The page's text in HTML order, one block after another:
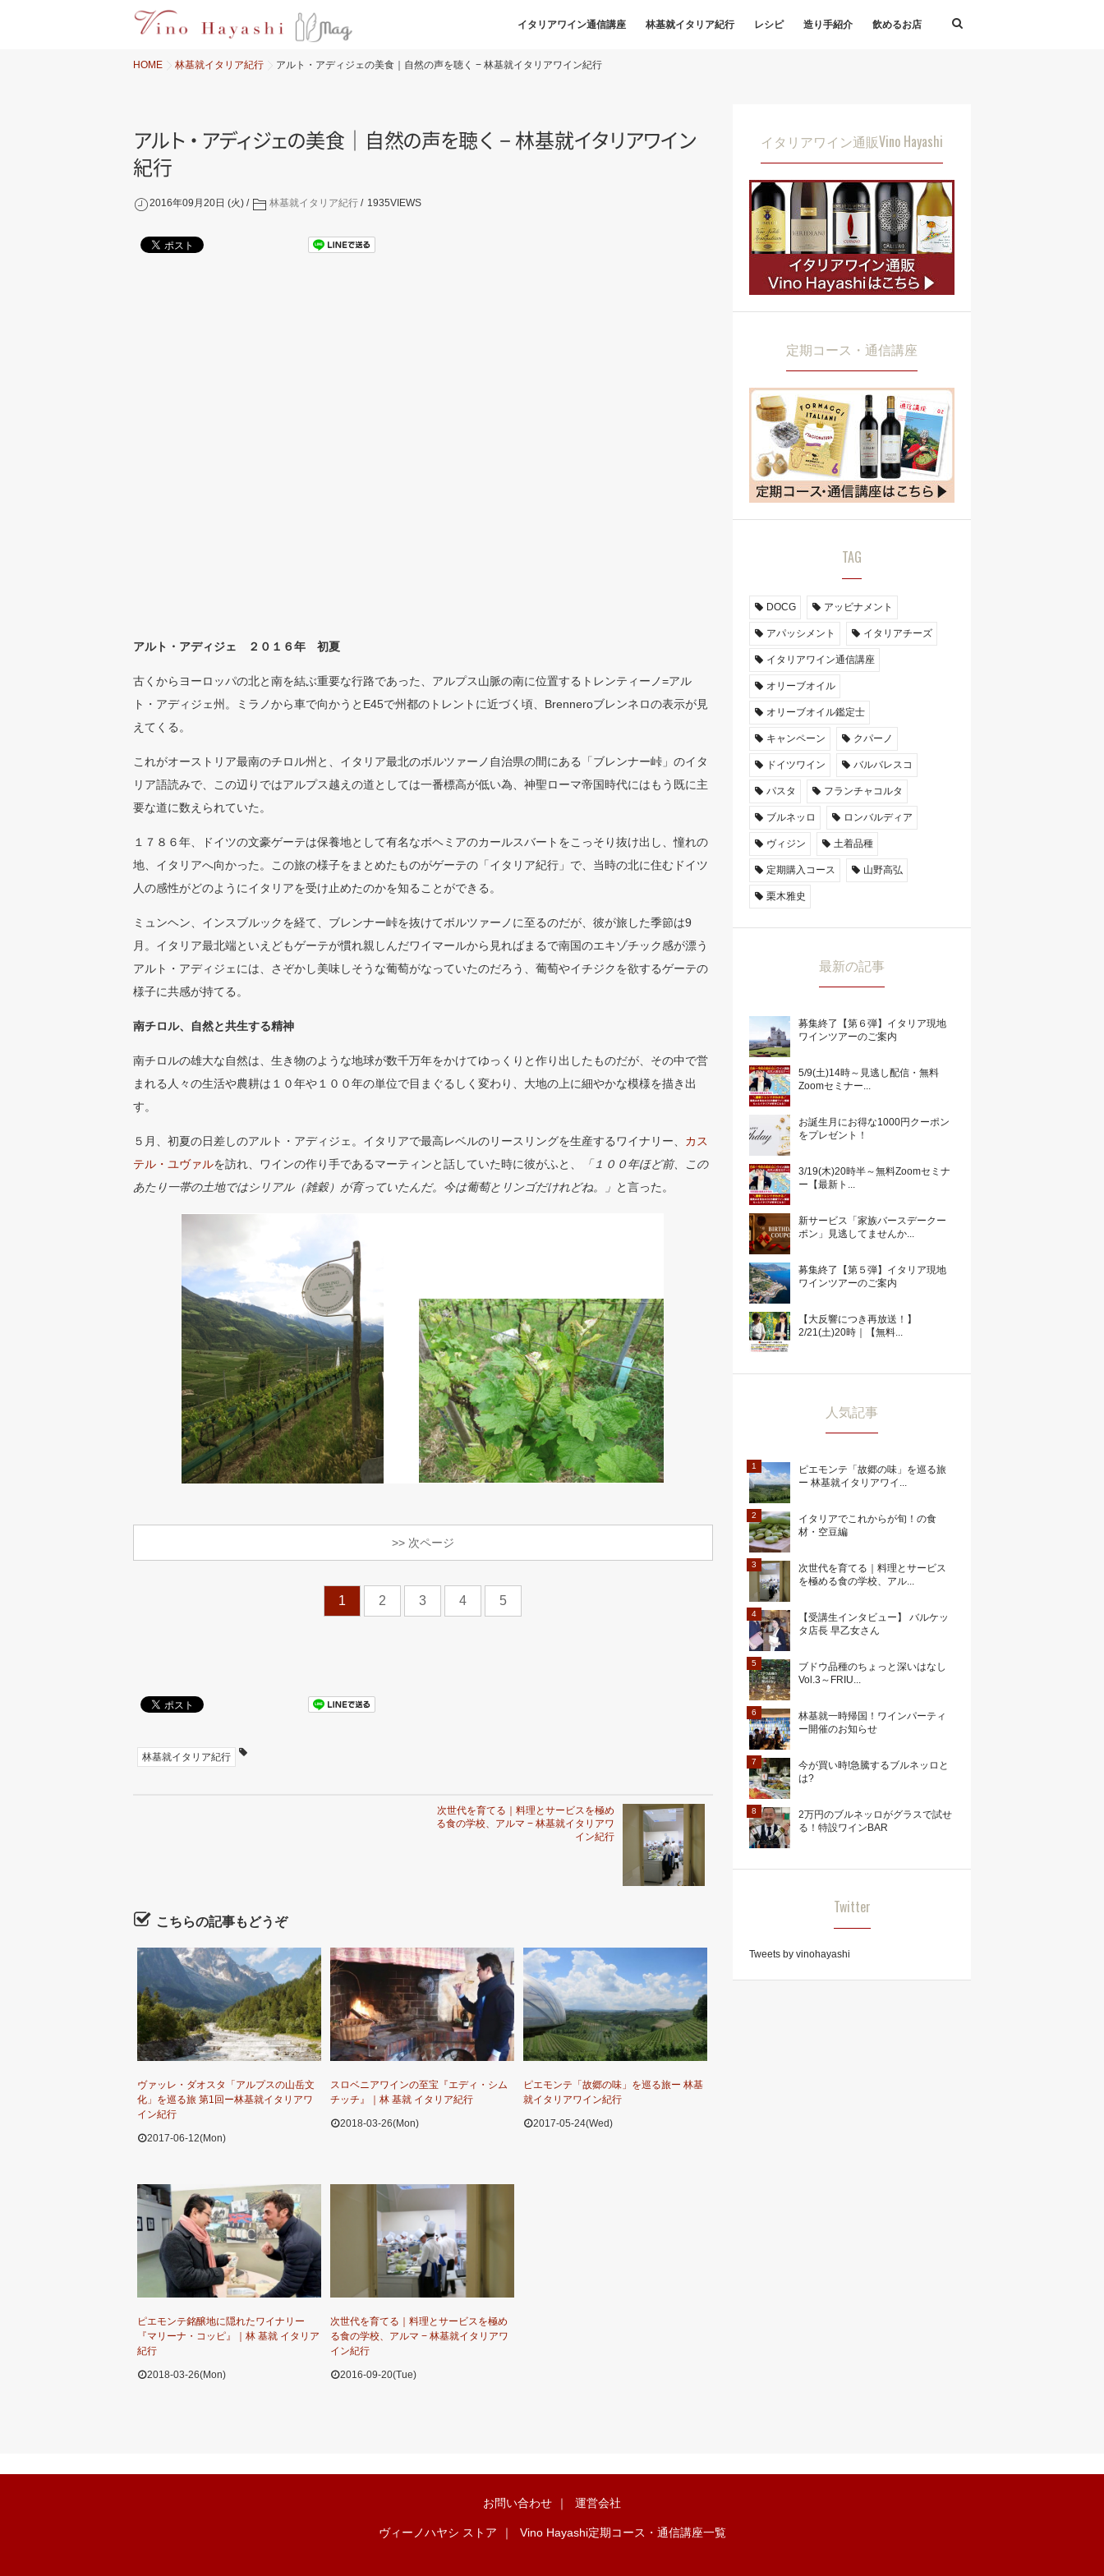
イタリアワイン通信講座 林基就イタリア紀行 レシピ 造り手紹介 飲めるお店
HOME 林基就イタリア紀行 アルト・アディジェの美食｜自然の声を聴く − 林基就イタリアワイン紀行
アルト・ アディジェの美食｜自然の声を聴く − 林基就イタ リ アワイ ン
紀行
2016年09月20日 (火) 林基就イタリア紀行 1935VIEWS
アルト・アディジェ ２０１６年 初夏
古くからヨーロッパの北と南を結ぶ重要な行路であった、アルプス山脈の南に位置するトレンティーノ=アル
ト・アディジェ州。ミラノから車で向かうとE45で州都のトレントに近づく頃、Brenneroブレンネロの表示が見
えてくる。
これがオーストリア最南のチロル州と、イタリア最北のボルツァーノ自治県の間にある「ブレンナー峠」のイタ
リア語読みで、この辺りではアルプス越えの道としては一番標高が低い為、神聖ローマ帝国時代にはもう既に主
要な道に数えられていた。
１７８６年、ドイツの文豪ゲーテは保養地として有名なボヘミアのカールスバートをこっそり抜け出し、憧れの
地、イタリアへ向かった。この旅の様子をまとめたものがゲーテの「イタリア紀行」で、当時の北に住むドイツ
人の感性がどのようにイタリアを受け止めたのかを知ることができる。
ミュンヘン、インスブルックを経て、ブレンナー峠を抜けてボルツァーノに至るのだが、彼が旅した季節は9
月。イタリア最北端といえどもゲーテが慣れ親しんだワイマールから見ればまるで南国のエキゾチック感が漂う
アルト・アディジェには、さぞかし美味しそうな葡萄がなっていたのだろう、葡萄やイチジクを欲するゲーテの
様子に共感が持てる。
南チロル、自然と共生する精神
南チロルの雄大な自然は、生き物のような地球が数千万年をかけてゆっくりと作り出したものだが、その中で営
まれる人々の生活や農耕は１０年や１００年の単位で目まぐるしく変わり、大地の上に細やかな模様を描き出
す。
５月、初夏の日差しのアルト・アディジェ。イタリアで最高レベルのリースリングを生産するワイナリー、 カス
テル・ユヴァルを訪れ、ワインの作り手であるマーティンと話していた時に彼がふと、
「１００年ほど前、この
あたり一帯の土地ではシリアル（雑穀）が育っていたんだ。今は葡萄とリンゴだけれどね。」 と言った。
>> 次ページ
1 2 3 4 5
林基就イタリア紀行
次世代を育てる｜料理とサービスを極め
る食の学校、アルマ − 林基就イタリアワ
イン紀行
こちらの記事もどうぞ
ヴァッレ・ダオスタ「アルプスの山岳文
化」を巡る旅 第1回ー林基就イタリアワ
イン紀行
2017-06-12(Mon)
スロベニアワインの至宝『エディ・シム
チッチ』｜林 基就 イタリア紀行
2018-03-26(Mon)
ピエモンテ「故郷の味」を巡る旅ー 林基
就イタリアワイン紀行
2017-05-24(Wed)
ピエモンテ銘醸地に隠れたワイナリー
『マリーナ・コッピ』｜林 基就 イタリア
紀行
2018-03-26(Mon)
次世代を育てる｜料理とサービスを極め
る食の学校、アルマ − 林基就イタリアワ
イン紀行
2016-09-20(Tue)
イタリアワイン通販Vino Hayashi
定期コース・通信講座
TAG
DOCG アッビナメント
アパッシメント イタリアチーズ
イタリアワイン通信講座
オリーブオイル
オリーブオイル鑑定士
キャンペーン クパーノ
ドイツワイン バルバレスコ
パスタ フランチャコルタ
ブルネッロ ロンバルディア
ヴィジン 土着品種
定期購入コース 山野高弘
栗木雅史
最新の記事
募集終了【第６弾】イタリア現地
ワインツアーのご案内
5/9(土)14時～見逃し配信・無料
Zoomセミナー...
お誕生月にお得な1000円クーポン
をプレゼント！
3/19(木)20時半～無料Zoomセミナ
ー【最新ト...
新サービス「家族バースデークー
ポン」見逃してませんか...
募集終了【第５弾】イタリア現地
ワインツアーのご案内
【大反響につき再放送！】
2/21(土)20時｜【無料...
人気記事
ピエモンテ「故郷の味」を巡る旅
ー 林基就イタリアワイ...
イタリアでこれからが旬！の食
材・空豆編
次世代を育てる｜料理とサービス
を極める食の学校、アル...
【受講生インタビュー】 バルケッ
タ店長 早乙女さん
ブドウ品種のちょっと深いはなし
Vol.3～FRIU...
林基就一時帰国！ワインパーティ
ー開催のお知らせ
今が買い時!急騰するブルネッロと
は?
2万円のブルネッロがグラスで試せ
る！特設ワインBAR
Twitter
Tweets by vinohayashi
お問い合わせ ｜ 運営会社
ヴィーノハヤシ ストア ｜ Vino Hayashi定期コース・通信講座一覧